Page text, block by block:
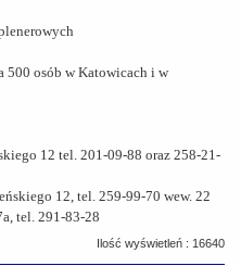
500 osób w Katowicach i w
12 tel. 201-09-88 oraz 258-21-
12, tel. 259-99-70 wew. 22
tel. 291-83-28
Ilość wyświetleń : 16640